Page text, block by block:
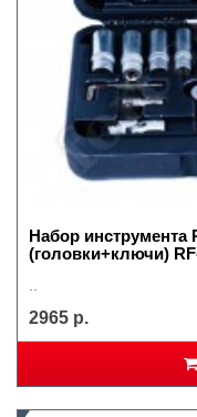
Набор инструмента
(головки+ключи)
2965 р.